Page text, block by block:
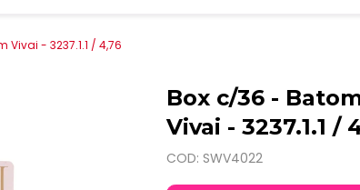
- 3237.1.1 / 4,76
Box c/36 -
Vivai - 3237.1.1 /
COD: SWV4022